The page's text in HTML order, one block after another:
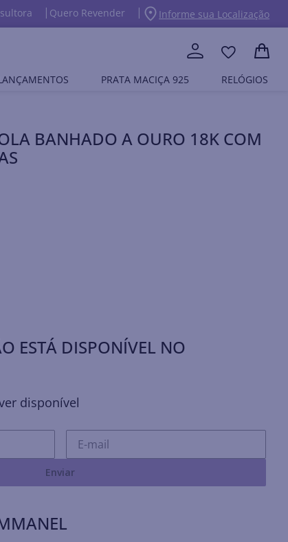
Quero Revender Informe sua Localização
PRATA MACIÇA 925 RELÓGIOS
BANHADO A OURO 18K COM
ESTÁ DISPONÍVEL NO
disponível
Enviar